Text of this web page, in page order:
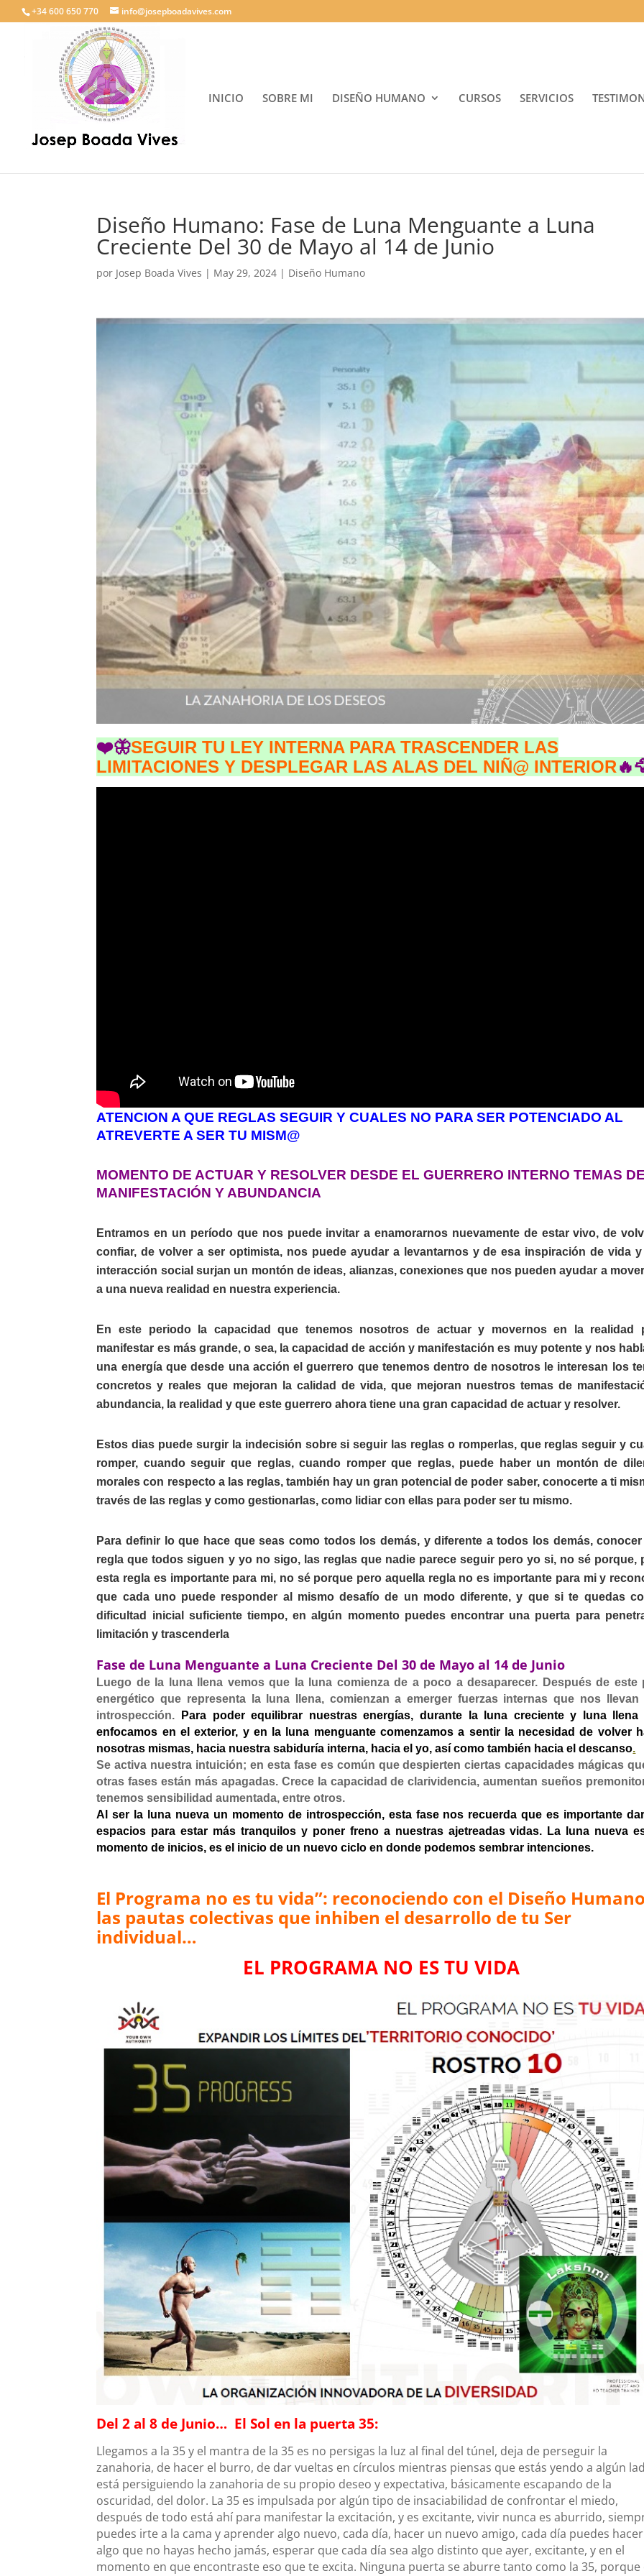
+34 600 650 770 info@josepboadavives.com
INICIO SOBRE MI DISEÑO HUMANO CURSOS SERVICIOS
Diseño Humano: Fase de Luna Menguante a Luna
Creciente Del 30 de Mayo al 14 de Junio
por Josep Boada Vives | May 29, 2024 | Diseño Humano
❤️🦋SEGUIR TU LEY INTERNA PARA TRASCENDER LAS
LIMITACIONES Y DESPLEGAR LAS ALAS DEL NIÑ@ INTERIOR
ATENCION A QUE REGLAS SEGUIR Y CUALES NO PARA SER POTENCIADO AL
ATREVERTE A SER TU MISM@
MOMENTO DE ACTUAR Y RESOLVER DESDE EL GUERRERO INTERNO TEMAS
MANIFESTACIÓN Y ABUNDANCIA
Entramos en un período que nos puede invitar a enamorarnos nuevamente de estar vivo, de
confiar, de volver a ser optimista, nos puede ayudar a levantarnos y de esa inspiración de vida y
interacción social surjan un montón de ideas, alianzas, conexiones que nos pueden ayudar a
a una nueva realidad en nuestra experiencia.
En este periodo la capacidad que tenemos nosotros de actuar y movernos en la realidad
manifestar es más grande, o sea, la capacidad de acción y manifestación es muy potente y nos
una energía que desde una acción el guerrero que tenemos dentro de nosotros le interesan los
concretos y reales que mejoran la calidad de vida, que mejoran nuestros temas de
abundancia, la realidad y que este guerrero ahora tiene una gran capacidad de actuar y resolver.
Estos dias puede surgir la indecisión sobre si seguir las reglas o romperlas, que reglas seguir y
romper, cuando seguir que reglas, cuando romper que reglas, puede haber un montón de
morales con respecto a las reglas, también hay un gran potencial de poder saber, conocerte a ti
través de las reglas y como gestionarlas, como lidiar con ellas para poder ser tu mismo.
Para definir lo que hace que seas como todos los demás, y diferente a todos los demás, conocer
regla que todos siguen y yo no sigo, las reglas que nadie parece seguir pero yo si, no sé porque,
esta regla es importante para mi, no sé porque pero aquella regla no es importante para mi y
que cada uno puede responder al mismo desafío de un modo diferente, y que si te quedas
dificultad inicial suficiente tiempo, en algún momento puedes encontrar una puerta para
limitación y trascenderla
Fase de Luna Menguantea Luna Creciente Del30 de Mayoal 14 de Junio
Luego de la luna llena vemos que la luna comienza de a poco a desaparecer. Después de este
energético que representa la luna llena, comienzan a emerger fuerzas internas que nos llevan
introspección.
Para poder equilibrar nuestras energías, durante la luna creciente y luna llena
enfocamos en el exterior, y en la luna menguante comenzamos a sentir la necesidad de volver
nosotras mismas, hacia nuestra sabiduría interna, hacia el yo, así como también hacia el descanso.
Se activa nuestra intuición; en esta fase es común que despierten ciertas capacidades mágicas
otras fases están más apagadas. Crece la capacidad de clarividencia, aumentan sueños
tenemos sensibilidad aumentada, entre otros.
Al ser la luna nueva un momento de introspección, esta fase nos recuerda que es importante
espacios para estar más tranquilos y poner freno a nuestras ajetreadas vidas. La luna nueva
momento de inicios, es el inicio de un nuevo ciclo en donde podemos sembrar intenciones.
El Programa no es tu vida”: reconociendo con el Diseño
las pautas colectivas que inhiben el desarrollo de tu Ser
individual…
EL PROGRAMA NO ES TU VIDA
Del 2 al 8 de Junio… El Sol en la puerta 35:
Llegamos a la 35 y el mantra de la 35 es no persigas la luz al final del túnel, deja de perseguir la
zanahoria, de hacer el burro, de dar vueltas en círculos mientras piensas que estás yendo a algún
está persiguiendo la zanahoria de su propio deseo y expectativa, básicamente escapando de la
oscuridad, del dolor. La 35 es impulsada por algún tipo de insaciabilidad de confrontar el miedo,
después de todo está ahí para manifestar la excitación, y es excitante, vivir nunca es aburrido,
puedes irte a la cama y aprender algo nuevo, cada día, hacer un nuevo amigo, cada día puedes hacer
algo que no hayas hecho jamás, esperar que cada día sea algo distinto que ayer, excitante, y en el
momento en que encontraste eso que te excita. Ninguna puerta se aburre tanto como la 35, porque